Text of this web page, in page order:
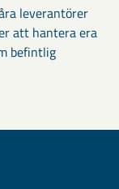
leverantörer
att hantera era
befintlig